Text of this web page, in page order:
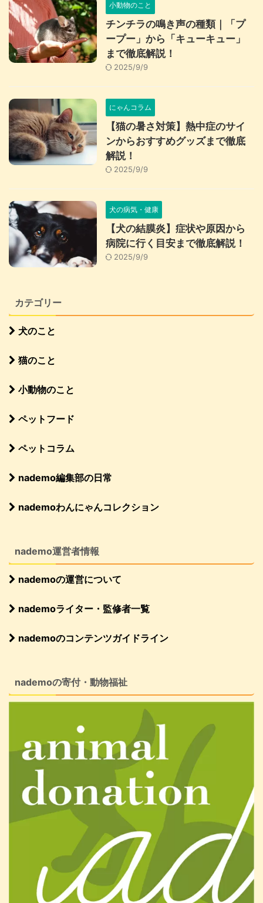
小動物のこと
チンチラの鳴き声の種類｜「プ
ープー」から「キューキュー」
まで徹底解説！
2025/9/9
にゃんコラム
【猫の暑さ対策】熱中症のサイ
ンからおすすめグッズまで徹底
解説！
2025/9/9
犬の病気・健康
【犬の結膜炎】症状や原因から
病院に行く目安まで徹底解説！
2025/9/9
カテゴリー
犬のこと
猫のこと
小動物のこと
ペットフード
ペットコラム
nademo編集部の日常
nademoわんにゃんコレクション
nademo運営者情報
nademoの運営について
nademoライター・監修者一覧
nademoのコンテンツガイドライン
nademoの寄付・動物福祉